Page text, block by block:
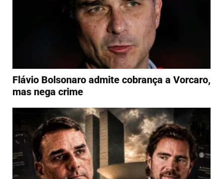
Flávio Bolsonaro admite cobrança a Vorcaro,
mas nega crime